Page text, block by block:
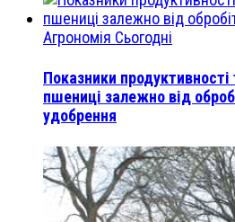
Агрономія Сьогодні
Показники продуктивності
пшениці залежно від
удобрення